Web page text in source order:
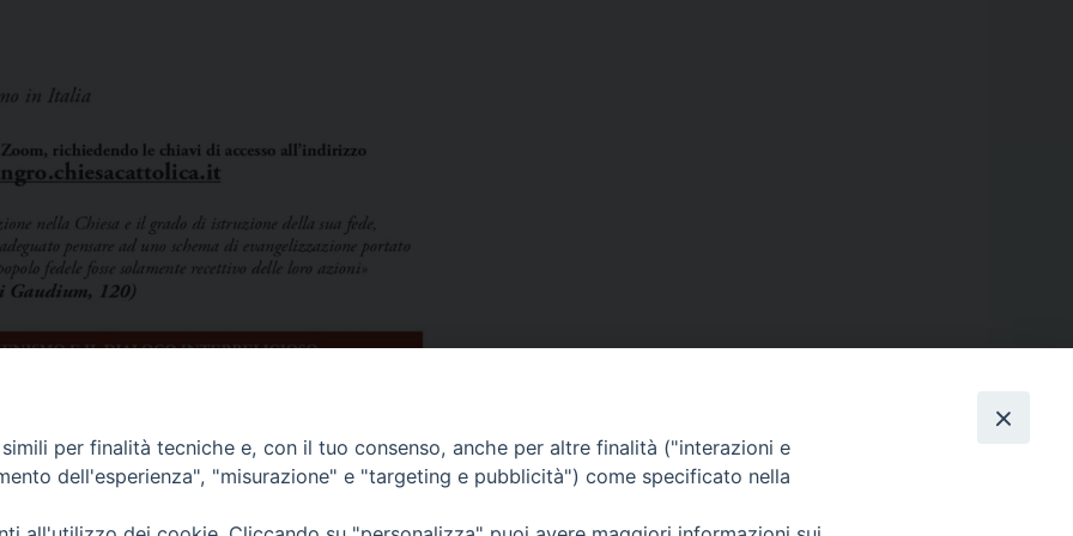
per finalità tecniche e, con il tuo consenso, anche per altre finalità ("interazioni e
dell'esperienza", "misurazione" e "targeting e pubblicità") come specificato nella